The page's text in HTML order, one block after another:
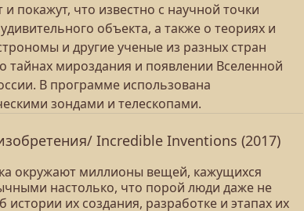
покажут, что известно с научной точки
объекта, а также о теориях и
и другие ученые из разных стран
тайнах мироздания и появлении Вселенной
В программе использована
зондами и телескопами.
Incredible Inventions (2017)
окружают миллионы вещей, кажущихся
настолько, что порой люди даже не
истории их создания, разработке и этапах их